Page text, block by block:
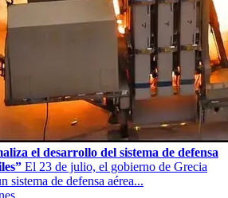
el desarrollo del sistema de defensa
El 23 de julio, el gobierno de Grecia
sistema de defensa aérea...